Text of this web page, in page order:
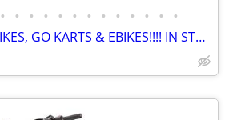
• • • • • • • • • • • • •
4 WHEELERS, DIRT BIKES, GO KARTS & EBIKES!!!! IN STOCK NOW!!!